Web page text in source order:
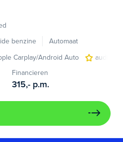
benzine
Automaat
Carplay/Android Auto
audio
Financieren
315,- p.m.